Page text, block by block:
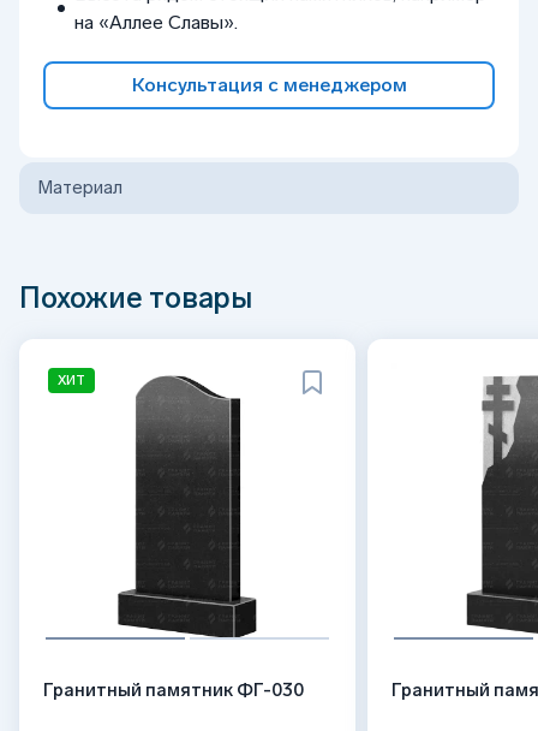
на «Аллее Славы».
Консультация с менеджером
Материал
Похожие товары
ХИТ
Гранитный памятник ФГ-030 Гранитный